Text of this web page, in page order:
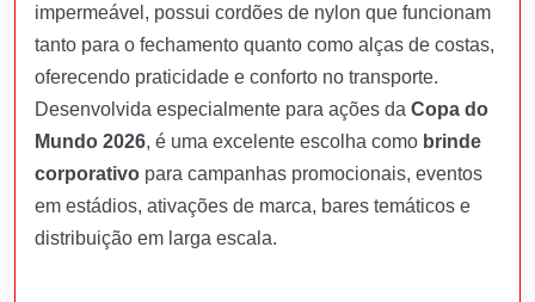
impermeável, possui cordões de nylon que funcionam
tanto para o fechamento quanto como alças de costas,
oferecendo praticidade e conforto no transporte.
Desenvolvida especialmente para ações da Copa do
Mundo 2026, é uma excelente escolha como brinde
corporativo para campanhas promocionais, eventos
em estádios, ativações de marca, bares temáticos e
distribuição em larga escala.